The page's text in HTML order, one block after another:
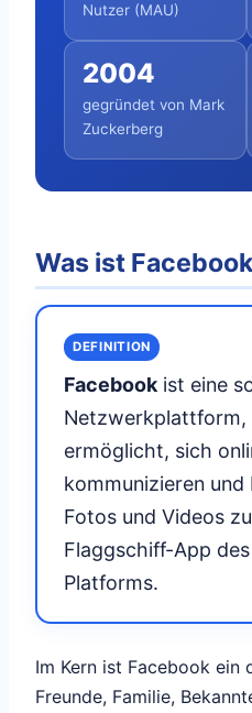
Nutzer (MAU)
2004
gegründet von Mark
Zuckerberg
Was ist
DEFINITION
Facebook ist eine
Netzwerkplattform,
ermöglicht, sich
kommunizieren
Fotos und Videos
Flaggschiff-App
Platforms.
Im Kern ist Facebook ein
Freunde, Familie,